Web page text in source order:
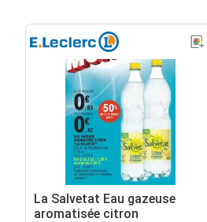
La Salvetat Eau gazeuse
aromatisée citron